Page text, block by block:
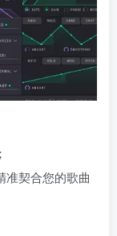
准契合您的歌曲